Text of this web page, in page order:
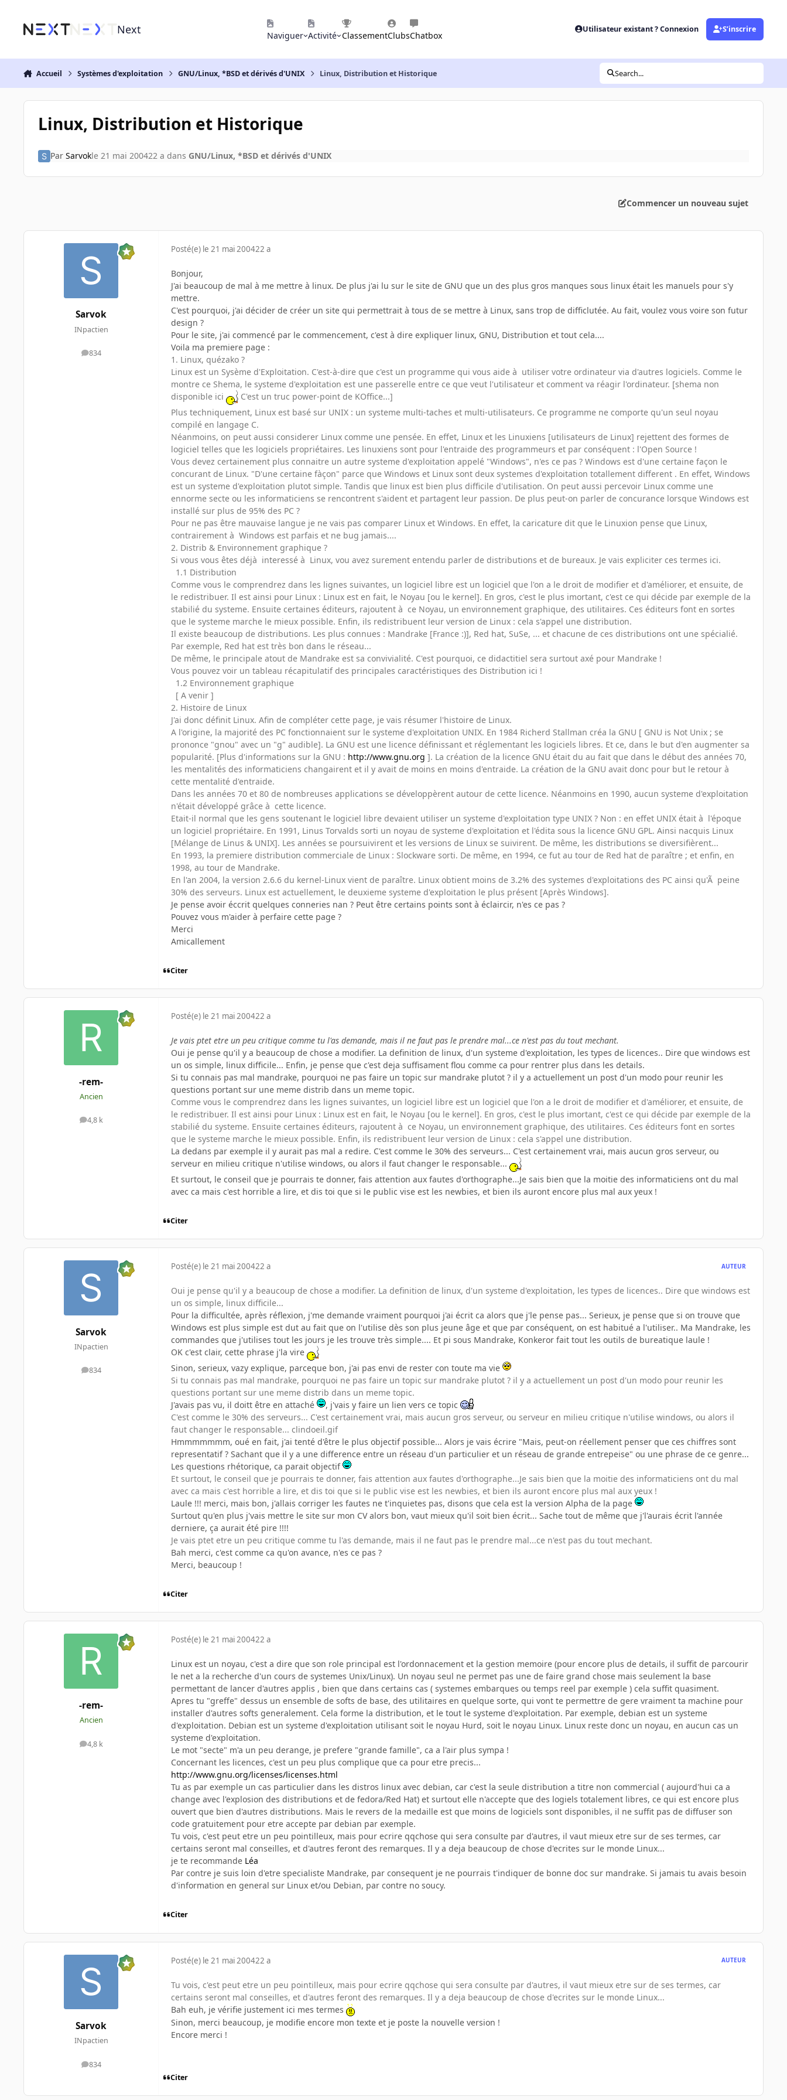
Next Naviguer Activité ClassementClubsChatbox
Utilisateur existant ? Connexion S’inscrire
Accueil Systèmes d'exploitation GNU/Linux, *BSD et dérivés d'UNIX Linux, Distribution et Historique Search...
Linux, Distribution et Historique
Par Sarvokle 21 mai 200422 a dans GNU/Linux, *BSD et dérivés d'UNIX
Commencer un nouveau sujet
Sarvok
INpactien
834
messages
Posté(e) le 21 mai 200422 a
Bonjour,
J'ai beaucoup de mal à me mettre à linux. De plus j'ai lu sur le site de GNU que un des plus gros manques sous linux était les manuels pour s'y
mettre.
C'est pourquoi, j'ai décider de créer un site qui permettrait à tous de se mettre à Linux, sans trop de difficlutée. Au fait, voulez vous voire son futur
design ?
Pour le site, j'ai commencé par le commencement, c'est à dire expliquer linux, GNU, Distribution et tout cela....
Voila ma premiere page :
1. Linux, quézako ?
Linux est un Sysème d'Exploitation. C'est-à-dire que c'est un programme qui vous aide à utiliser votre ordinateur via d'autres logiciels. Comme le
montre ce Shema, le systeme d'exploitation est une passerelle entre ce que veut l'utilisateur et comment va réagir l'ordinateur. [shema non
disponible ici
C'est un truc power-point de KOffice...]
Plus techniquement, Linux est basé sur UNIX : un systeme multi-taches et multi-utilisateurs. Ce programme ne comporte qu'un seul noyau
compilé en langage C.
Néanmoins, on peut aussi considerer Linux comme une pensée. En effet, Linux et les Linuxiens [utilisateurs de Linux] rejettent des formes de
logiciel telles que les logiciels propriétaires. Les linuxiens sont pour l'entraide des programmeurs et par conséquent : l'Open Source !
Vous devez certainement plus connaitre un autre systeme d'exploitation appelé "Windows", n'es ce pas ? Windows est d'une certaine façon le
concurant de Linux. "D'une certaine fàçon" parce que Windows et Linux sont deux systemes d'exploitation totallement different . En effet, Windows
est un systeme d'exploitation plutot simple. Tandis que linux est bien plus difficile d'utilisation. On peut aussi percevoir Linux comme une
ennorme secte ou les informaticiens se rencontrent s'aident et partagent leur passion. De plus peut-on parler de concurance lorsque Windows est
installé sur plus de 95% des PC ?
Pour ne pas être mauvaise langue je ne vais pas comparer Linux et Windows. En effet, la caricature dit que le Linuxion pense que Linux,
contrairement à Windows est parfais et ne bug jamais....
2. Distrib & Environnement graphique ?
Si vous vous êtes déjà interessé à Linux, vou avez surement entendu parler de distributions et de bureaux. Je vais expliciter ces termes ici.
1.1 Distribution
Comme vous le comprendrez dans les lignes suivantes, un logiciel libre est un logiciel que l'on a le droit de modifier et d'améliorer, et ensuite, de
le redistribuer. Il est ainsi pour Linux : Linux est en fait, le Noyau [ou le kernel]. En gros, c'est le plus imortant, c'est ce qui décide par exemple de la
stabilié du systeme. Ensuite certaines éditeurs, rajoutent à ce Noyau, un environnement graphique, des utilitaires. Ces éditeurs font en sortes
que le systeme marche le mieux possible. Enfin, ils redistribuent leur version de Linux : cela s'appel une distribution.
Il existe beaucoup de distributions. Les plus connues : Mandrake [France :)], Red hat, SuSe, ... et chacune de ces distributions ont une spécialié.
Par exemple, Red hat est très bon dans le réseau...
De même, le principale atout de Mandrake est sa convivialité. C'est pourquoi, ce didactitiel sera surtout axé pour Mandrake !
Vous pouvez voir un tableau récapitulatif des principales caractéristiques des Distribution ici !
1.2 Environnement graphique
[ A venir ]
2. Histoire de Linux
J'ai donc définit Linux. Afin de compléter cette page, je vais résumer l'histoire de Linux.
A l'origine, la majorité des PC fonctionnaient sur le systeme d'exploitation UNIX. En 1984 Richerd Stallman créa la GNU [ GNU is Not Unix ; se
prononce "gnou" avec un "g" audible]. La GNU est une licence définissant et réglementant les logiciels libres. Et ce, dans le but d'en augmenter sa
popularité. [Plus d'informations sur la GNU : http://www.gnu.org ]. La création de la licence GNU était du au fait que dans le début des années 70,
les mentalités des informaticiens changairent et il y avait de moins en moins d'entraide. La création de la GNU avait donc pour but le retour à
cette mentalité d'entraide.
Dans les années 70 et 80 de nombreuses applications se développèrent autour de cette licence. Néanmoins en 1990, aucun systeme d'exploitation
n'était développé grâce à cette licence.
Etait-il normal que les gens soutenant le logiciel libre devaient utiliser un systeme d'exploitation type UNIX ? Non : en effet UNIX était à l'époque
un logiciel propriétaire. En 1991, Linus Torvalds sorti un noyau de systeme d'exploitation et l'édita sous la licence GNU GPL. Ainsi nacquis Linux
[Mélange de Linus & UNIX]. Les années se poursuivirent et les versions de Linux se suivirent. De même, les distributions se diversifièrent...
En 1993, la premiere distribution commerciale de Linux : Slockware sorti. De même, en 1994, ce fut au tour de Red hat de paraître ; et enfin, en
1998, au tour de Mandrake.
En l'an 2004, la version 2.6.6 du kernel-Linux vient de paraître. Linux obtient moins de 3.2% des systemes d'exploitations des PC ainsi qu'Ã peine
30% des serveurs. Linux est actuellement, le deuxieme systeme d'exploitation le plus présent [Après Windows].
Je pense avoir éccrit quelques conneries nan ? Peut être certains points sont à éclaircir, n'es ce pas ?
Pouvez vous m'aider à perfaire cette page ?
Merci
Amicallement
Citer
-rem-
Ancien
4,8 k
messages
Posté(e) le 21 mai 200422 a
Je vais ptet etre un peu critique comme tu l'as demande, mais il ne faut pas le prendre mal...ce n'est pas du tout mechant.
Oui je pense qu'il y a beaucoup de chose a modifier. La definition de linux, d'un systeme d'exploitation, les types de licences.. Dire que windows est
un os simple, linux difficile... Enfin, je pense que c'est deja suffisament flou comme ca pour rentrer plus dans les details.
Si tu connais pas mal mandrake, pourquoi ne pas faire un topic sur mandrake plutot ? il y a actuellement un post d'un modo pour reunir les
questions portant sur une meme distrib dans un meme topic.
Comme vous le comprendrez dans les lignes suivantes, un logiciel libre est un logiciel que l'on a le droit de modifier et d'améliorer, et ensuite, de
le redistribuer. Il est ainsi pour Linux : Linux est en fait, le Noyau [ou le kernel]. En gros, c'est le plus imortant, c'est ce qui décide par exemple de la
stabilié du systeme. Ensuite certaines éditeurs, rajoutent à ce Noyau, un environnement graphique, des utilitaires. Ces éditeurs font en sortes
que le systeme marche le mieux possible. Enfin, ils redistribuent leur version de Linux : cela s'appel une distribution.
La dedans par exemple il y aurait pas mal a redire. C'est comme le 30% des serveurs... C'est certainement vrai, mais aucun gros serveur, ou
serveur en milieu critique n'utilise windows, ou alors il faut changer le responsable...
Et surtout, le conseil que je pourrais te donner, fais attention aux fautes d'orthographe...Je sais bien que la moitie des informaticiens ont du mal
avec ca mais c'est horrible a lire, et dis toi que si le public vise est les newbies, et bien ils auront encore plus mal aux yeux !
Citer
Sarvok
INpactien
834
messages
Posté(e) le 21 mai 200422 a AUTEUR
Oui je pense qu'il y a beaucoup de chose a modifier. La definition de linux, d'un systeme d'exploitation, les types de licences.. Dire que windows est
un os simple, linux difficile...
Pour la difficultée, après réflexion, j'me demande vraiment pourquoi j'ai écrit ca alors que j'le pense pas... Serieux, je pense que si on trouve que
Windows est plus simple est dut au fait que on l'utilise dès son plus jeune âge et que par conséquent, on est habitué a l'utiliser.. Ma Mandrake, les
commandes que j'utilises tout les jours je les trouve très simple.... Et pi sous Mandrake, Konkeror fait tout les outils de bureatique laule !
OK c'est clair, cette phrase j'la vire
Sinon, serieux, vazy explique, parceque bon, j'ai pas envi de rester con toute ma vie
Si tu connais pas mal mandrake, pourquoi ne pas faire un topic sur mandrake plutot ? il y a actuellement un post d'un modo pour reunir les
questions portant sur une meme distrib dans un meme topic.
J'avais pas vu, il doitt être en attaché
, j'vais y faire un lien vers ce topic
C'est comme le 30% des serveurs... C'est certainement vrai, mais aucun gros serveur, ou serveur en milieu critique n'utilise windows, ou alors il
faut changer le responsable... clindoeil.gif
Hmmmmmmm, oué en fait, j'ai tenté d'être le plus objectif possible... Alors je vais écrire "Mais, peut-on réellement penser que ces chiffres sont
representatif ? Sachant que il y a une difference entre un réseau d'un particulier et un réseau de grande entrepeise" ou une phrase de ce genre...
Les questions rhétorique, ca parait objectif
Et surtout, le conseil que je pourrais te donner, fais attention aux fautes d'orthographe...Je sais bien que la moitie des informaticiens ont du mal
avec ca mais c'est horrible a lire, et dis toi que si le public vise est les newbies, et bien ils auront encore plus mal aux yeux !
Laule !!! merci, mais bon, j'allais corriger les fautes ne t'inquietes pas, disons que cela est la version Alpha de la page
Surtout qu'en plus j'vais mettre le site sur mon CV alors bon, vaut mieux qu'il soit bien écrit... Sache tout de même que j'l'aurais écrit l'année
derniere, ça aurait été pire !!!!
Je vais ptet etre un peu critique comme tu l'as demande, mais il ne faut pas le prendre mal...ce n'est pas du tout mechant.
Bah merci, c'est comme ca qu'on avance, n'es ce pas ?
Merci, beaucoup !
Citer
-rem-
Ancien
4,8 k
messages
Posté(e) le 21 mai 200422 a
Linux est un noyau, c'est a dire que son role principal est l'ordonnacement et la gestion memoire (pour encore plus de details, il suffit de parcourir
le net a la recherche d'un cours de systemes Unix/Linux). Un noyau seul ne permet pas une de faire grand chose mais seulement la base
permettant de lancer d'autres applis , bien que dans certains cas ( systemes embarques ou temps reel par exemple ) cela suffit quasiment.
Apres tu "greffe" dessus un ensemble de softs de base, des utilitaires en quelque sorte, qui vont te permettre de gere vraiment ta machine pour
installer d'autres softs generalement. Cela forme la distribution, et le tout le systeme d'exploitation. Par exemple, debian est un systeme
d'exploitation. Debian est un systeme d'exploitation utilisant soit le noyau Hurd, soit le noyau Linux. Linux reste donc un noyau, en aucun cas un
systeme d'exploitation.
Le mot "secte" m'a un peu derange, je prefere "grande famille", ca a l'air plus sympa !
Concernant les licences, c'est un peu plus complique que ca pour etre precis...
http://www.gnu.org/licenses/licenses.html
Tu as par exemple un cas particulier dans les distros linux avec debian, car c'est la seule distribution a titre non commercial ( aujourd'hui ca a
change avec l'explosion des distributions et de fedora/Red Hat) et surtout elle n'accepte que des logiels totalement libres, ce qui est encore plus
ouvert que bien d'autres distributions. Mais le revers de la medaille est que moins de logiciels sont disponibles, il ne suffit pas de diffuser son
code gratuitement pour etre accepte par debian par exemple.
Tu vois, c'est peut etre un peu pointilleux, mais pour ecrire qqchose qui sera consulte par d'autres, il vaut mieux etre sur de ses termes, car
certains seront mal conseilles, et d'autres feront des remarques. Il y a deja beaucoup de chose d'ecrites sur le monde Linux...
je te recommande Léa
Par contre je suis loin d'etre specialiste Mandrake, par consequent je ne pourrais t'indiquer de bonne doc sur mandrake. Si jamais tu avais besoin
d'information en general sur Linux et/ou Debian, par contre no soucy.
Citer
Sarvok
INpactien
834
messages
Posté(e) le 21 mai 200422 a AUTEUR
Tu vois, c'est peut etre un peu pointilleux, mais pour ecrire qqchose qui sera consulte par d'autres, il vaut mieux etre sur de ses termes, car
certains seront mal conseilles, et d'autres feront des remarques. Il y a deja beaucoup de chose d'ecrites sur le monde Linux...
Bah euh, je vérifie justement ici mes termes
Sinon, merci beaucoup, je modifie encore mon texte et je poste la nouvelle version !
Encore merci !
Citer